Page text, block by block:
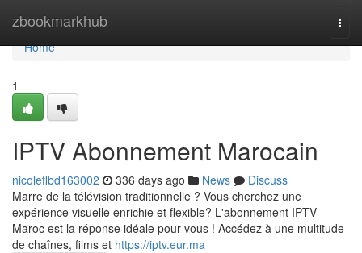
zbookmarkhub
Home
Home
1
IPTV Abonnement Marocain
nicoleflbd163002 336 days ago News
Discuss
Marre de la télévision traditionnelle ? Vous cherchez une
expérience visuelle enrichie et flexible? L'abonnement IPTV
Maroc est la réponse idéale pour vous ! Accédez à une multitude
de chaînes, films et https://iptv.eur.ma